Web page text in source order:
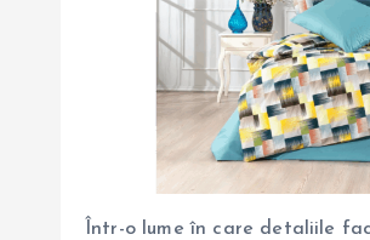
Într-o lume în care detaliile